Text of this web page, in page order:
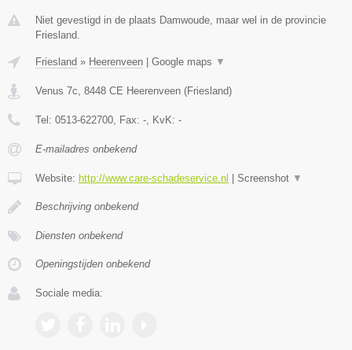
Niet gevestigd in de plaats Damwoude, maar wel in de provincie
Friesland.
Friesland » Heerenveen Google maps ▼
Venus 7c, 8448 CE Heerenveen (Friesland)
Tel: 0513-622700, Fax: -, KvK: -
E-mailadres onbekend
Website: http://www.care-schadeservice.nl Screenshot ▼
Beschrijving onbekend
Diensten onbekend
Openingstijden onbekend
Sociale media: